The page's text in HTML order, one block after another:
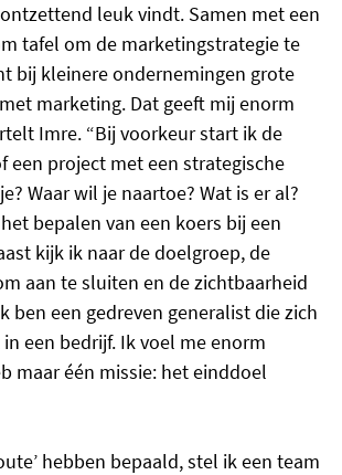
leuk vindt. Samen met een
tafel om de marketingstrategie te
bij kleinere ondernemingen grote
marketing. Dat geeft mij enorm
Imre. “Bij voorkeur start ik de
een project met een strategische
Waar wil je naartoe? Wat is er al?
bepalen van een koers bij een
kijk ik naar de doelgroep, de
aan te sluiten en de zichtbaarheid
ben een gedreven generalist die zich
een bedrijf. Ik voel me enorm
maar één missie: het einddoel
hebben bepaald, stel ik een team